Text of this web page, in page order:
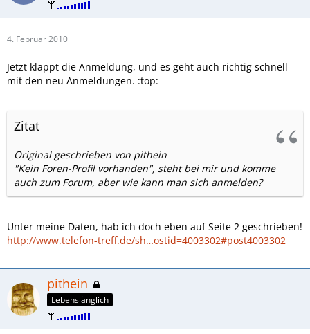
4. Februar 2010
Jetzt klappt die Anmeldung, und es geht auch richtig schnell
mit den neu Anmeldungen. :top:
Zitat
Original geschrieben von pithein
"Kein Foren-Profil vorhanden", steht bei mir und komme
auch zum Forum, aber wie kann man sich anmelden?
Unter meine Daten, hab ich doch eben auf Seite 2 geschrieben!
http://www.telefon-treff.de/sh…ostid=4003302#post4003302
pithein
Lebenslänglich